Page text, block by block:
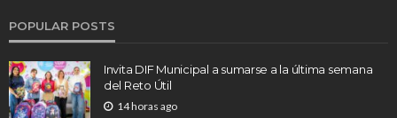
POPULAR POSTS
Invita DIF Municipal a sumarse a la última semana
del Reto Útil
14 horas ago